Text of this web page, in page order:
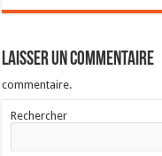
Laisser un commentaire
commentaire.
Rechercher